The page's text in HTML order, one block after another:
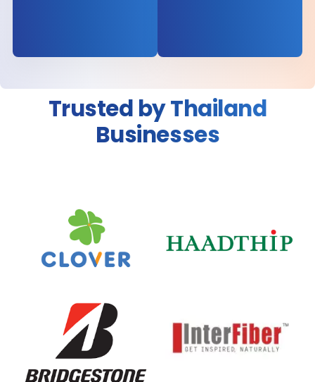
Trusted by Thailand
Businesses